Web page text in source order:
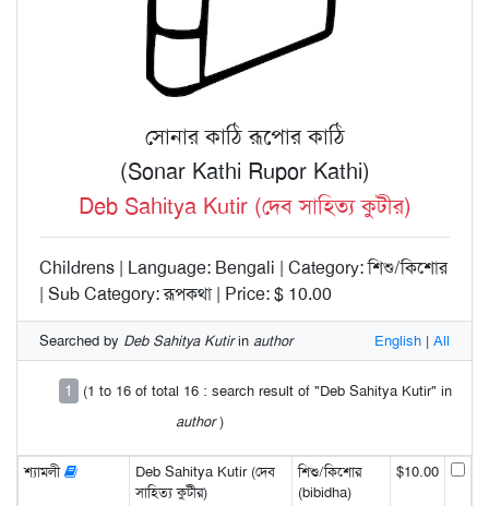
সোনার কাঠি রূপোর কাঠি
(Sonar Kathi Rupor Kathi)
Deb Sahitya Kutir (দেব সাহিত্য কুটীর)
Childrens | Language: Bengali | Category: শিশু/কিশোর
| Sub Category: রূপকথা | Price: $ 10.00
Searched by Deb Sahitya Kutirin author English | All
1
(1 to 16 of total 16 : search result of "Deb Sahitya Kutir" in
author)
শ্যামলী
Deb Sahitya Kutir (দেব
সাহিত্য কুটীর)
শিশু/কিশোর
(bibidha)
$10.00